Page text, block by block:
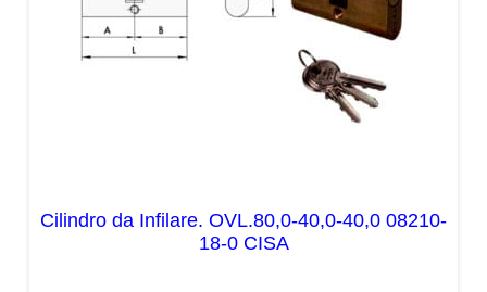
Cilindro da Infilare. OVL.80,0-40,0-40,0 08210-
18-0 CISA